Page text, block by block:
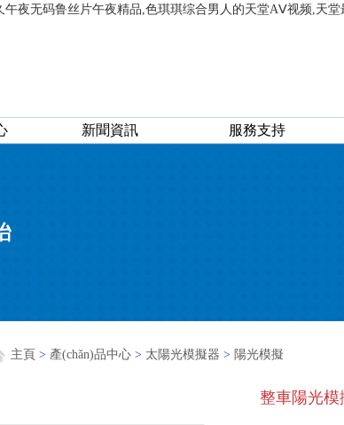
夜无码鲁丝片午夜精品,色琪琪综合男人的天堂AⅤ视频,天堂
新聞資訊 服務支持
主頁 > 產(chǎn)品中心 > 太陽光模擬器 > 陽光模擬
整車陽光模